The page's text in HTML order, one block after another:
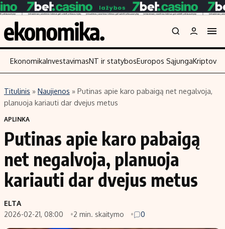
Turinys
Naujienos
Aplinka
Energetika
Ekonomika
NT ir statybos
Įmonės
Žemės ūkis
Technologijos
Laisvalaikis
EkonomikaInvestavimasNT ir statybosEuropos Sąjunga
Titulinis » Naujienos » Putinas apie karo pabaigą net negalvoja,
planuoja kariauti dar dvejus metus
APLINKA
Putinas apie karo pabaigą
net negalvoja, planuoja
kariauti dar dvejus metus
ELTA
2026-02-21, 08:00
2 min. skaitymo 0